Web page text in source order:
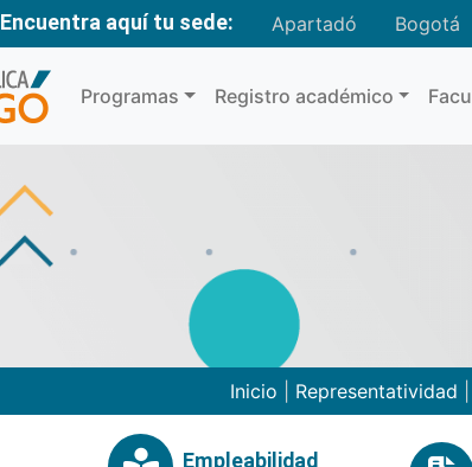
Encuentra aquí tu sede: Apartadó Bogotá
Programas Registro académico
Inicio Representatividad
Empleabilidad